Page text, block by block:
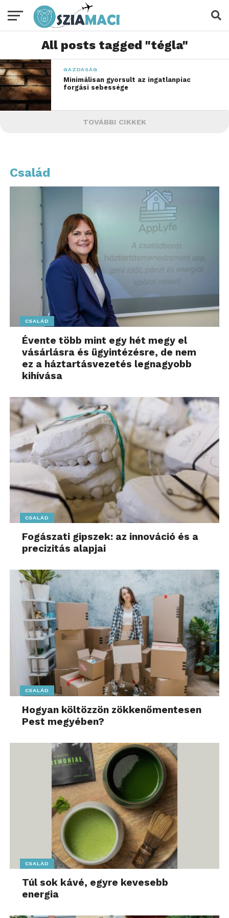
All posts tagged "tégla"
GAZDASÁG
Minimálisan gyorsult az ingatlanpiac
forgási sebessége
TOVÁBBI CIKKEK
Család
CSALÁD
Évente több mint egy hét megy el
vásárlásra és ügyintézésre, de nem
ez a háztartásvezetés legnagyobb
kihívása
CSALÁD
Fogászati gipszek: az innováció és a
precizitás alapjai
CSALÁD
Hogyan költözzön zökkenőmentesen
Pest megyében?
CSALÁD
Túl sok kávé, egyre kevesebb
energia